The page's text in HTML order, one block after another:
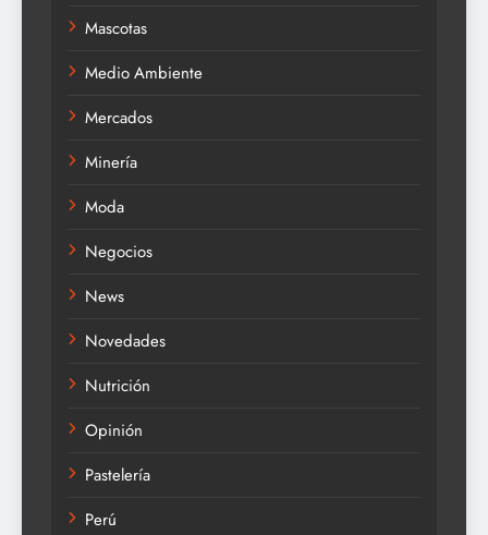
Mascotas
Medio Ambiente
Mercados
Minería
Moda
Negocios
News
Novedades
Nutrición
Opinión
Pastelería
Perú